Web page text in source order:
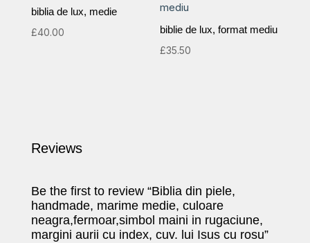
cu
rosu
biblia de lux, medie
£40.00
biblie de lux, format mediu
£35.50
Reviews
Be the first to review “Biblia din piele,
handmade, marime medie, culoare
neagra,fermoar,simbol maini in rugaciune,
margini aurii cu index, cuv. lui Isus cu rosu”